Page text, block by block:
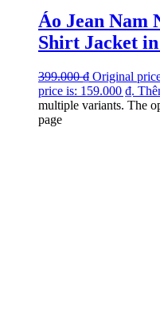
Áo Jean Nam
Shirt Jacket
399.000₫ Original
price is: 159.000 ₫.
multiple variants. The
page